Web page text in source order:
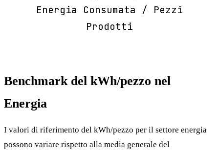
Energia Consumata / Pezzi
Prodotti
Benchmark del kWh/pezzo nel
Energia
I valori di riferimento del kWh/pezzo per il settore energia
possono variare rispetto alla media generale del